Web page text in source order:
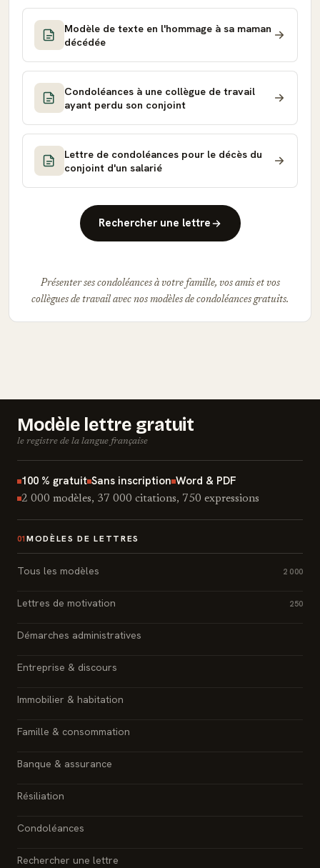
Modèle de texte en l'hommage à sa maman
décédée
Condoléances à une collègue de travail
ayant perdu son conjoint
Lettre de condoléances pour le décès du
conjoint d'un salarié
Rechercher une lettre
Présenter ses condoléances à votre famille, vos amis et vos
collègues de travail avec nos modèles de condoléances gratuits.
Modèle lettre gratuit
le registre de la langue française
100 % gratuit Sans inscription Word & PDF
2 000 modèles, 37 000 citations, 750 expressions
01 MODÈLES DE LETTRES
Tous les modèles 2 000
Lettres de motivation 250
Démarches administratives
Entreprise & discours
Immobilier & habitation
Famille & consommation
Banque & assurance
Résiliation
Condoléances
Rechercher une lettre